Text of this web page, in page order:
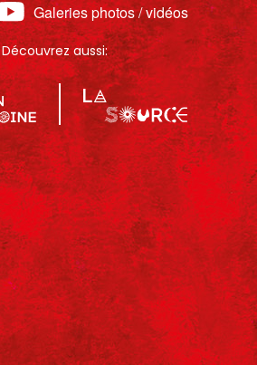
Galeries photos / vidéos
Découvrez aussi: